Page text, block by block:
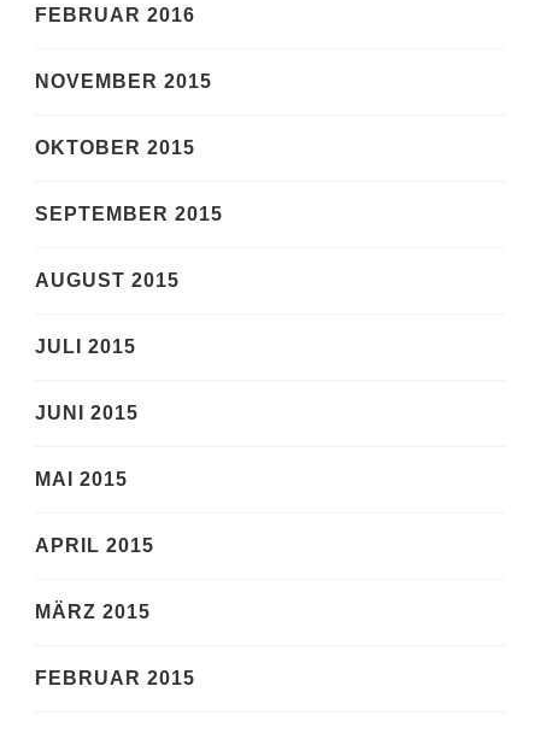
FEBRUAR 2016
NOVEMBER 2015
OKTOBER 2015
SEPTEMBER 2015
AUGUST 2015
JULI 2015
JUNI 2015
MAI 2015
APRIL 2015
MÄRZ 2015
FEBRUAR 2015